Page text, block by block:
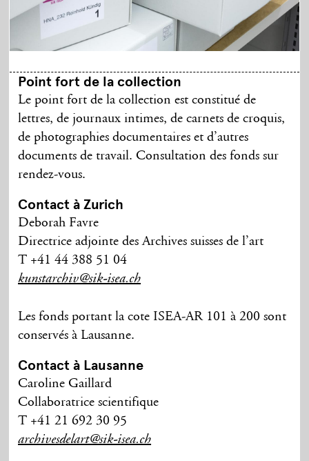
Point fort de la collection
Le point fort de la collection est constitué de
lettres, de journaux intimes, de carnets de croquis,
de photographies documentaires et d’autres
documents de travail. Consultation des fonds sur
rendez-vous.
Contact à Zurich
Deborah Favre
Directrice adjointe des Archives suisses de l’art
T +41 44 388 51 04
kunstarchiv@sik-isea.ch
Les fonds portant la cote ISEA-AR 101 à 200 sont
conservés à Lausanne.
Contact à Lausanne
Caroline Gaillard
Collaboratrice scientifique
T +41 21 692 30 95
archivesdelart@sik-isea.ch